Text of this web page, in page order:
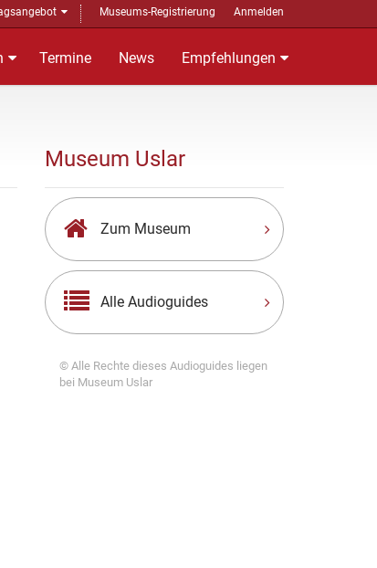
Museums-Registrierung Anmelden
Termine News Empfehlungen
Museum Uslar
Zum Museum
Alle Audioguides
© Alle Rechte dieses Audioguides liegen
bei Museum Uslar